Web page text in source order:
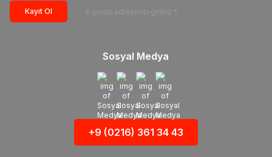
Kayıt Ol
Sosyal Medya
+9 (0216) 361 34 43